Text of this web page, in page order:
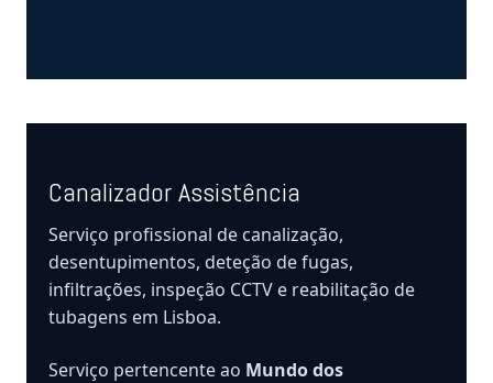
Canalizador Assistência
Serviço profissional de canalização,
desentupimentos, deteção de fugas,
infiltrações, inspeção CCTV e reabilitação de
tubagens em Lisboa.
Serviço pertencente ao Mundo dos